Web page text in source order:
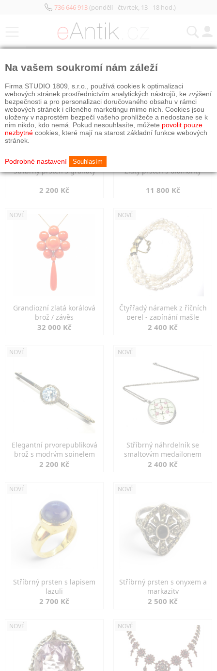
736 646 913(pondělí - čtvrtek, 13 - 18 hod.)
Stříbrný prsten s granáty
2 200 Kč
Zlatý prsten s diamanty
11 800 Kč
NOVÉ
Grandiozní zlatá korálová
brož / závěs
32 000 Kč
NOVÉ
Čtyřřadý náramek z říčních
perel - zapínání mašle
2 400 Kč
NOVÉ
Elegantní prvorepubliková
brož s modrým spinelem
2 200 Kč
NOVÉ
Stříbrný náhrdelník se
smaltovým medailonem
2 400 Kč
NOVÉ
Stříbrný prsten s lapisem
lazuli
2 700 Kč
NOVÉ
Stříbrný prsten s onyxem a
markazity
2 500 Kč
NOVÉ NOVÉ
Na vašem soukromí nám záleží
Firma STUDIO 1809, s.r.o., používá cookies k optimalizaci
webových stránek prostřednictvím analytických nástrojů, ke zvýšení
bezpečnosti a pro personalizaci doručovaného obsahu v rámci
webových stránek i cíleného marketingu mimo nich. Cookies jsou
uloženy v naprostém bezpečí vašeho prohlížeče a nedostane se k
nim nikdo, kdo nemá. Pokud nesouhlasíte, můžete povolit pouze
nezbytné cookies, které mají na starost základní funkce webových
stránek.
Podrobné nastavení Souhlasím